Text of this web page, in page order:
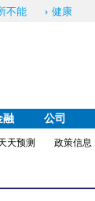
不能 健康
融 公司
天预测 政策信息